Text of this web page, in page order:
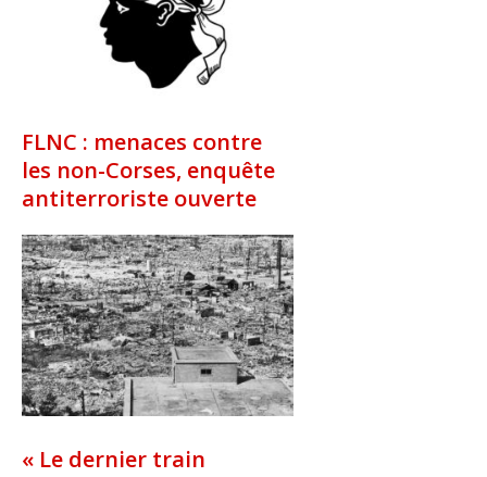
FLNC : menaces contre
les non-Corses, enquête
antiterroriste ouverte
« Le dernier train